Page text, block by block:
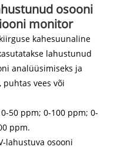
osooni
monitor
kahesuunaline
lahustunud
analüüsimiseks ja
puhtas vees või
50 ppm; 0-100 ppm; 0-
ppm.
lahustuva osooni